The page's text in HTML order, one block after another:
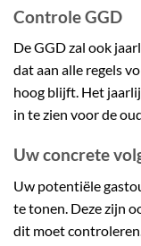
Controle GGD
De GGD zal ook
dat aan alle regels
hoog blijft. Het
in te zien voor de
Uw concrete
Uw potentiële
te tonen. Deze zijn
dit moet